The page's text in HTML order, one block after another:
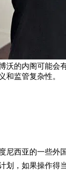
沃的内阁可能会
和监管复杂性。
尼西亚的一些外
划，如果操作得